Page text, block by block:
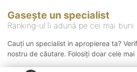
Gasește un specialist
Ranking-ul îi adună pe cei mai
Cauți un specialist in apropierea ta?
nostru de căutare. Folosiți doar cele mai